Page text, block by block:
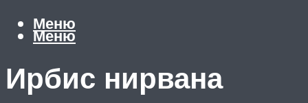
Меню
Меню
Ирбис нирвана